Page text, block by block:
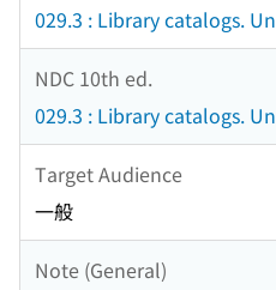
029.3 : Library catalogs.
NDC 10th ed.
029.3 : Library catalogs.
Target Audience
一般
Note (General)